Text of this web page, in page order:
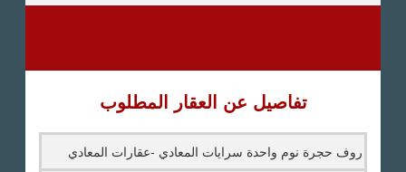
تفاصيل عن العقار المطلوب
روف حجرة نوم واحدة سرايات المعادي -عقارات المعادي